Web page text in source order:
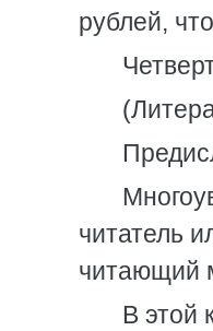
рублей,
читатель
читающий
В этой